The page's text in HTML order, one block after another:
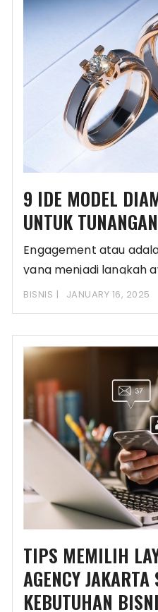
9 IDE MODEL
UNTUK TUNANGAN
Engagement atau
yang menjadi langkah
bersama pasangan.
BISNIS JANUARY 16, 2025
TIPS MEMILIH
AGENCY JAKARTA
KEBUTUHAN